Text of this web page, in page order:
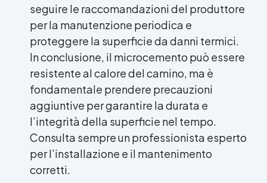
seguire le raccomandazioni del produttore
per la manutenzione periodica e
proteggere la superficie da danni termici.
In conclusione, il microcemento può essere
resistente al calore del camino, ma è
fondamentale prendere precauzioni
aggiuntive per garantire la durata e
l’integrità della superficie nel tempo.
Consulta sempre un professionista esperto
per l’installazione e il mantenimento
corretti.